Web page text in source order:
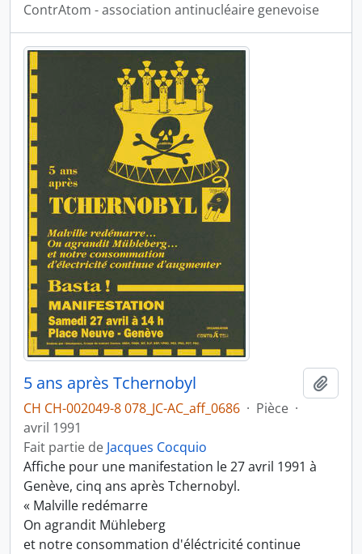
ContrAtom - association antinucléaire genevoise
5 ans après Tchernobyl
CH CH-002049-8 078_JC-AC_aff_0686 · Pièce ·
avril 1991
Fait partie de Jacques Cocquio
Affiche pour une manifestation le 27 avril 1991 à
Genève, cinq ans après Tchernobyl.
« Malville redémarre
On agrandit Mühleberg
et notre consommation d'éléctricité continue